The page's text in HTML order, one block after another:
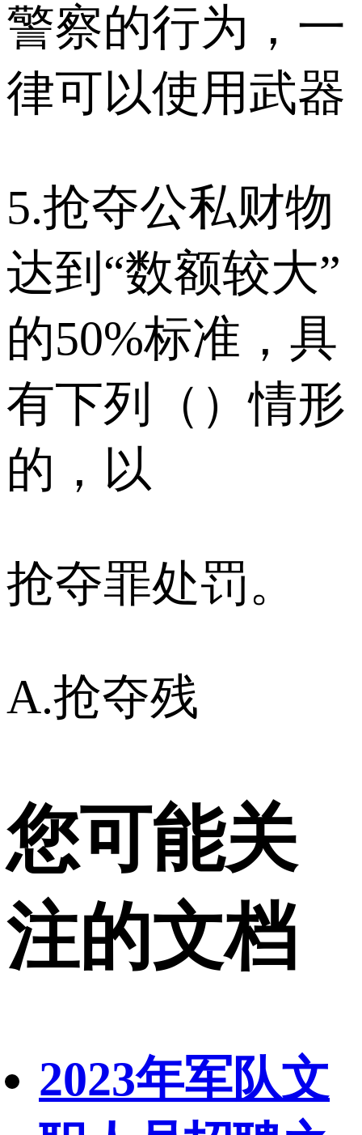
警察的行为，一
律可以使用武器
5.抢夺公私财物
达到“数额较大”
的50%标准，具
有下列（）情形
的，以
抢夺罪处罚。
A.抢夺残
您可能关
注的文档
2023年军队文